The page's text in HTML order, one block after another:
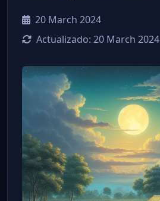
20 March 2024
Actualizado: 20 March 2024